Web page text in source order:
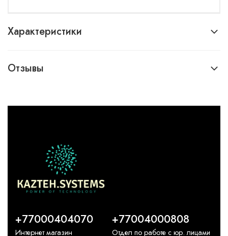
Характеристики
Отзывы
+77000404070
Интернет магазин
+77004000808
Отдел по работе с юр. лицами